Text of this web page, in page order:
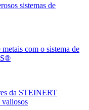
sistemas de
com o sistema de
da STEINERT
valiosos